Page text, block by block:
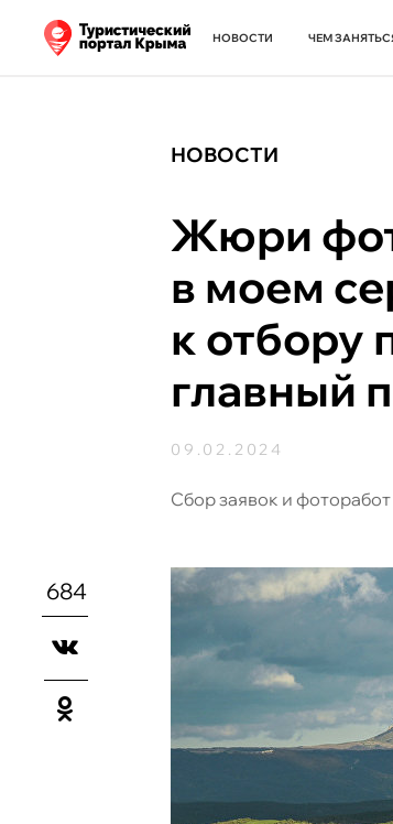
НОВОСТИ ЧЕМ
НОВОСТИ
Жюри
в моем
к отбору
главный
09.02.2024
Сбор заявок и
684